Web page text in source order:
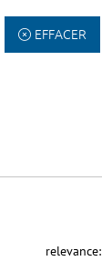
EFFACER
relevance: